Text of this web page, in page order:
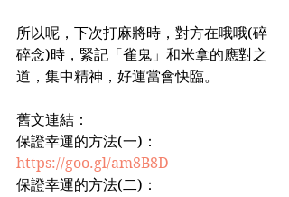
所以呢，下次打麻將時，對方在哦哦(碎
碎念)時，緊記「雀鬼」和米拿的應對之
道，集中精神，好運當會快臨。
舊文連結：
保證幸運的方法(一)：
https://goo.gl/am8B8D
保證幸運的方法(二)：